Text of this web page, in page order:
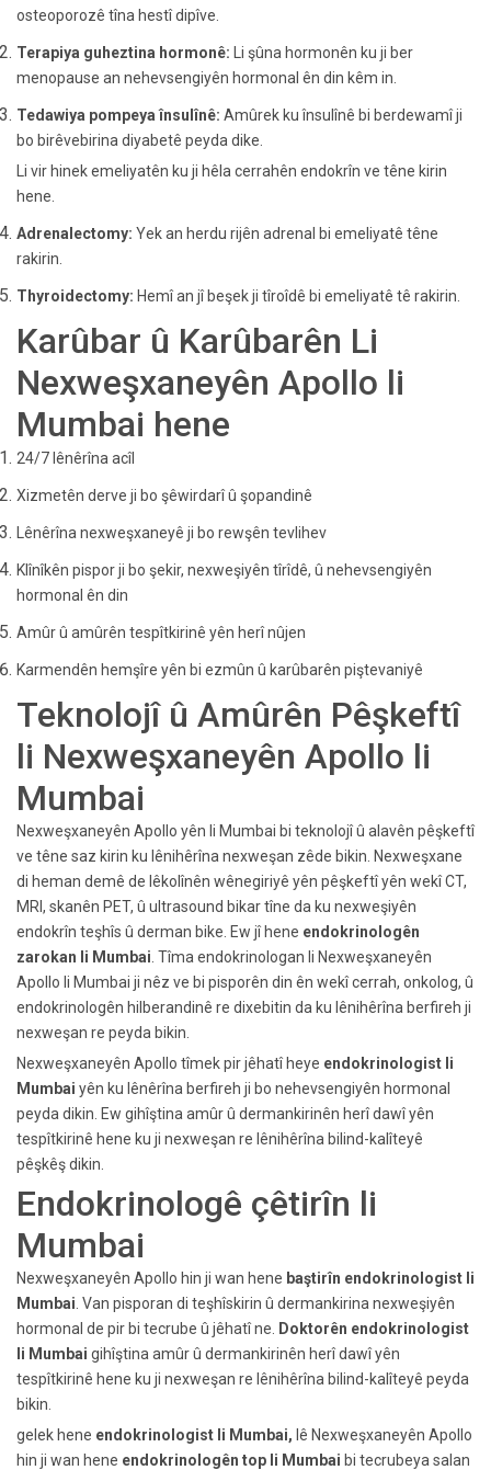
osteoporozê tîna hestî dipîve.
Terapiya guheztina hormonê: Li şûna hormonên ku ji ber
menopause an nehevsengiyên hormonal ên din kêm in.
Tedawiya pompeya însulînê: Amûrek ku însulînê bi berdewamî ji
bo birêvebirina diyabetê peyda dike.
Li vir hinek emeliyatên ku ji hêla cerrahên endokrîn ve têne kirin
hene.
Adrenalectomy: Yek an herdu rijên adrenal bi emeliyatê têne
rakirin.
Thyroidectomy: Hemî an jî beşek ji tîroîdê bi emeliyatê tê rakirin.
Karûbar û Karûbarên Li
Nexweşxaneyên Apollo li
Mumbai hene
24/7 lênêrîna acîl
Xizmetên derve ji bo şêwirdarî û şopandinê
Lênêrîna nexweşxaneyê ji bo rewşên tevlihev
Klînîkên pispor ji bo şekir, nexweşiyên tîrîdê, û nehevsengiyên
hormonal ên din
Amûr û amûrên tespîtkirinê yên herî nûjen
Karmendên hemşîre yên bi ezmûn û karûbarên piştevaniyê
Teknolojî û Amûrên Pêşkeftî
li Nexweşxaneyên Apollo li
Mumbai
Nexweşxaneyên Apollo yên li Mumbai bi teknolojî û alavên pêşkeftî
ve têne saz kirin ku lênihêrîna nexweşan zêde bikin. Nexweşxane
di heman demê de lêkolînên wênegiriyê yên pêşkeftî yên wekî CT,
MRI, skanên PET, û ultrasound bikar tîne da ku nexweşiyên
endokrîn teşhîs û derman bike. Ew jî hene endokrinologên
zarokan li Mumbai . Tîma endokrinologan li Nexweşxaneyên
Apollo li Mumbai ji nêz ve bi pisporên din ên wekî cerrah, onkolog, û
endokrinologên hilberandinê re dixebitin da ku lênihêrîna berfireh ji
nexweşan re peyda bikin.
Nexweşxaneyên Apollo tîmek pir jêhatî heye endokrinologist li
Mumbai yên ku lênêrîna berfireh ji bo nehevsengiyên hormonal
peyda dikin. Ew gihîştina amûr û dermankirinên herî dawî yên
tespîtkirinê hene ku ji nexweşan re lênihêrîna bilind-kalîteyê
pêşkêş dikin.
Endokrinologê çêtirîn li
Mumbai
Nexweşxaneyên Apollo hin ji wan hene baştirîn endokrinologist li
Mumbai . Van pisporan di teşhîskirin û dermankirina nexweşiyên
hormonal de pir bi tecrube û jêhatî ne.
Doktorên endokrinologist
li Mumbai gihîştina amûr û dermankirinên herî dawî yên
tespîtkirinê hene ku ji nexweşan re lênihêrîna bilind-kalîteyê peyda
bikin.
gelek hene endokrinologist li Mumbai, lê Nexweşxaneyên Apollo
hin ji wan hene endokrinologên top li Mumbai bi tecrubeya salan